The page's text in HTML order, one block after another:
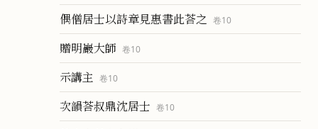
偶僧居士以詩章見惠書此荅之 卷10
贈明巖大師 卷10
示講主 卷10
次韻荅叔鼎沈居士 卷10